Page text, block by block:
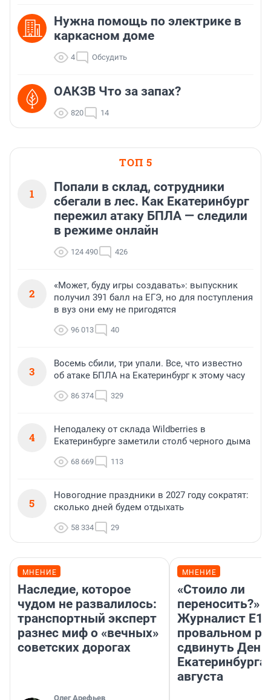
Нужна помощь по электрике в
каркасном доме
4 Обсудить
ОАКЗВ Что за запах?
820 14
ТОП 5
1
Попали в склад, сотрудники
сбегали в лес. Как Екатеринбург
пережил атаку БПЛА — следили
в режиме онлайн
124 490 426
2
«Может, буду игры создавать»: выпускник
получил 391 балл на ЕГЭ, но для поступления
в вуз они ему не пригодятся
96 013 40
3
Восемь сбили, три упали. Все, что известно
об атаке БПЛА на Екатеринбург к этому часу
86 374 329
4
Неподалеку от склада Wildberries в
Екатеринбурге заметили столб черного дыма
68 669 113
5
Новогодние праздники в 2027 году сократят:
сколько дней будем отдыхать
58 334 29
МНЕНИЕ
Наследие, которое
чудом не развалилось:
транспортный эксперт
разнес миф о «вечных»
советских дорогах
Олег Арефьев
МНЕНИЕ
«Стоило ли
переносить?»
Журналист
провальном
сдвинуть День
Екатеринбурга
августа